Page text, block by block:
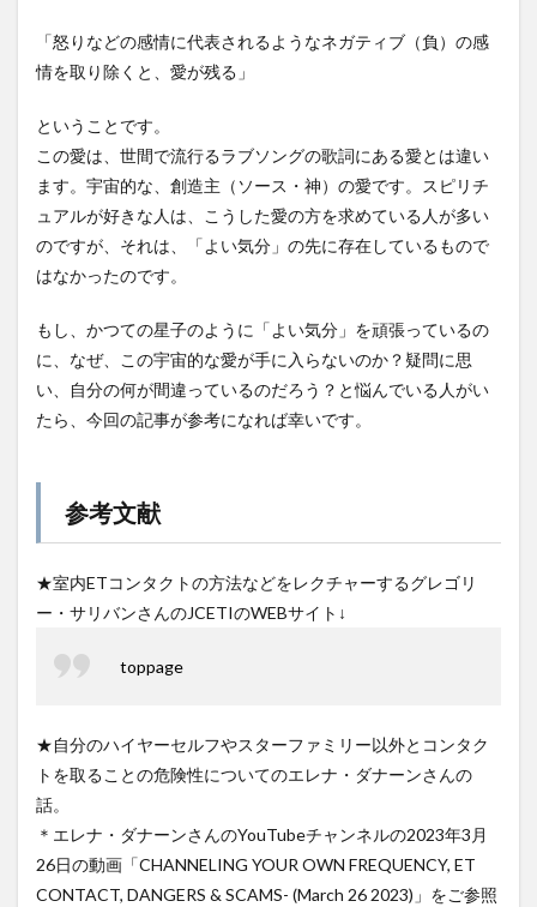
「怒りなどの感情に代表されるようなネガティブ（負）の感
情を取り除くと、愛が残る」
ということです。
この愛は、世間で流行るラブソングの歌詞にある愛とは違い
ます。宇宙的な、創造主（ソース・神）の愛です。スピリチ
ュアルが好きな人は、こうした愛の方を求めている人が多い
のですが、それは、「よい気分」の先に存在しているもので
はなかったのです。
もし、かつての星子のように「よい気分」を頑張っているの
に、なぜ、この宇宙的な愛が手に入らないのか？疑問に思
い、自分の何が間違っているのだろう？と悩んでいる人がい
たら、今回の記事が参考になれば幸いです。
参考文献
★室内ETコンタクトの方法などをレクチャーするグレゴリ
ー・サリバンさんのJCETIのWEBサイト↓
toppage
★自分のハイヤーセルフやスターファミリー以外とコンタク
トを取ることの危険性についてのエレナ・ダナーンさんの
話。
＊エレナ・ダナーンさんのYouTubeチャンネルの2023年3月
26日の動画「CHANNELING YOUR OWN FREQUENCY, ET
CONTACT, DANGERS & SCAMS- (March 26 2023)」をご参照